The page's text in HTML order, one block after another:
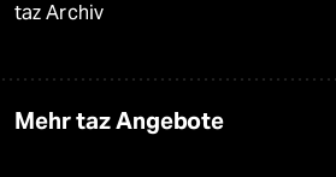
taz Archiv
Mehr taz Angebote